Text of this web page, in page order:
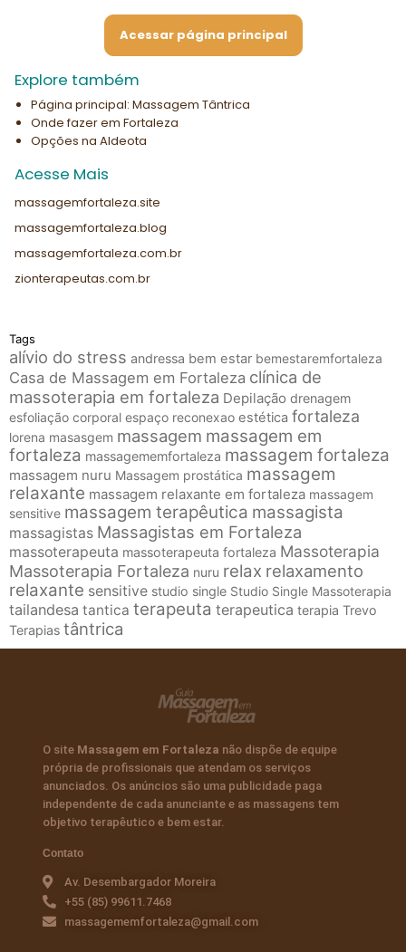
Acessar página principal
Explore também
Página principal: Massagem Tântrica
Onde fazer em Fortaleza
Opções na Aldeota
Acesse Mais
massagemfortaleza.site
massagemfortaleza.blog
massagemfortaleza.com.br
zionterapeutas.com.br
Tags
alívio do stress andressa bem estar bemestaremfortaleza
Casa de Massagem em Fortaleza clínica de
massoterapia em fortaleza Depilação drenagem
esfoliação corporal espaço reconexao estética fortaleza
lorena masasgem massagem massagem em
fortaleza massagememfortaleza massagem fortaleza
massagem nuru Massagem prostática massagem
relaxante massagem relaxante em fortaleza massagem
sensitive massagem terapêutica massagista
massagistas Massagistas em Fortaleza
massoterapeuta massoterapeuta fortaleza Massoterapia
Massoterapia Fortaleza nuru relax relaxamento
relaxante sensitive studio single Studio Single Massoterapia
tailandesa tantica terapeuta terapeutica terapia Trevo
Terapias tântrica
O site Massagem em Fortaleza não dispõe de equipe
própria de profissionais que atendam os serviços
anunciados. Os anúncios são uma publicidade paga
independente de cada anunciante e as massagens tem
objetivo terapêutico e bem estar.
Contato
Av. Desembargador Moreira
+55 (85) 99611.7468
massagememfortaleza@gmail.com